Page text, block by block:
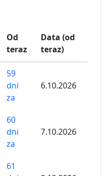
Od
teraz
Data (od
teraz)
59
dni
za
6.10.2026
60
dni
za
7.10.2026
61